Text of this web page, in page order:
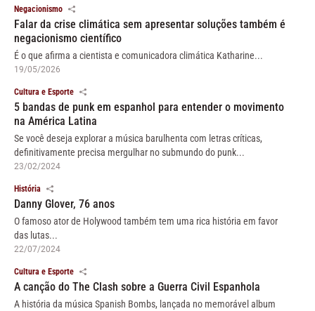
Negacionismo
Falar da crise climática sem apresentar soluções também é
negacionismo científico
É o que afirma a cientista e comunicadora climática Katharine...
19/05/2026
Cultura e Esporte
5 bandas de punk em espanhol para entender o movimento
na América Latina
Se você deseja explorar a música barulhenta com letras críticas,
definitivamente precisa mergulhar no submundo do punk...
23/02/2024
História
Danny Glover, 76 anos
O famoso ator de Holywood também tem uma rica história em favor
das lutas...
22/07/2024
Cultura e Esporte
A canção do The Clash sobre a Guerra Civil Espanhola
A história da música Spanish Bombs, lançada no memorável album